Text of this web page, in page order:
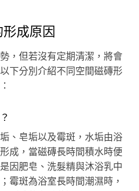
成原因
，但若沒有定期清潔，將會
下分別介紹不同空間磁磚形
、皂垢以及霉斑，水垢由浴
成，當磁磚長時間積水時便
因肥皂、洗髮精與沐浴乳中
霉斑為浴室長時間潮濕時，